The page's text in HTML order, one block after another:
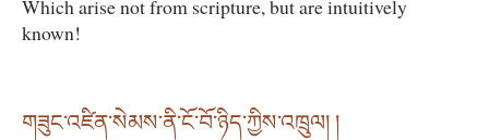
Which arise not from scripture, but are intuitively
known!
གཟུང་འཛིན་སེམས་ནི་ངོ་བོ་ཉིད་ཀྱིས་འཁྲུལ། །